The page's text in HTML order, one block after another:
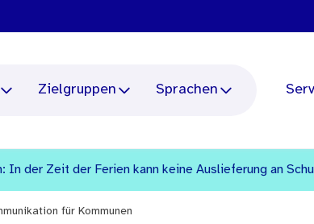
Zielgruppen Sprachen
In der Zeit der Ferien kann keine Auslieferung an
für Kommunen